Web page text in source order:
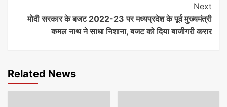
Next
मोदी सरकार के बजट 2022-23 पर मध्यप्रदेश के पूर्व मुख्यमंत्री
कमल नाथ ने साधा निशाना, बजट को दिया बाजीगरी करार
Related News